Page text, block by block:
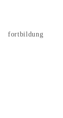
fortbildung